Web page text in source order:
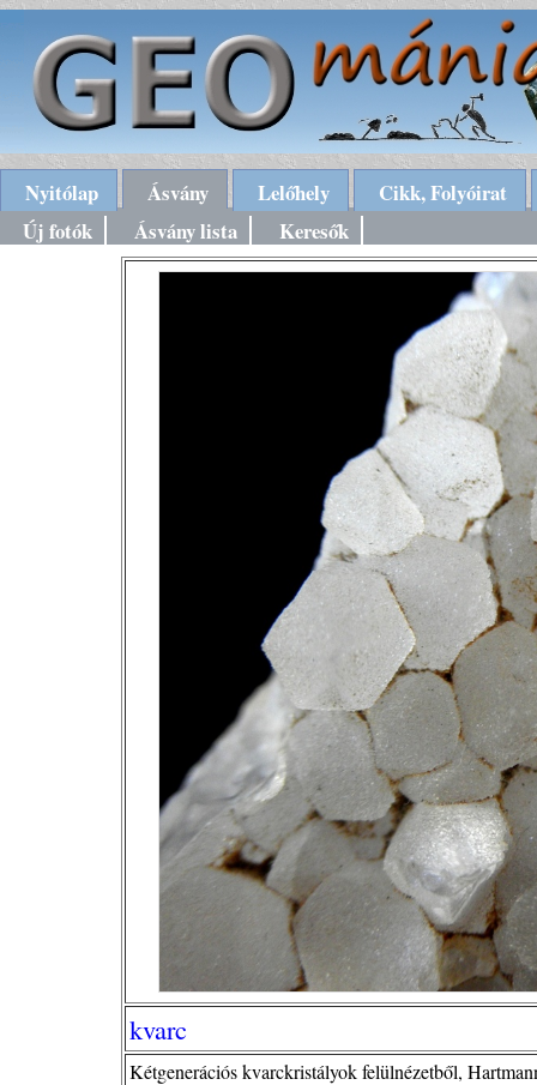
Nyitólap Ásvány Lelőhely
Cikk, Folyóirat
Új fotók
Ásvány lista Keresők
kvarc
Kétgenerációs kvarckristályok felülnézetből,